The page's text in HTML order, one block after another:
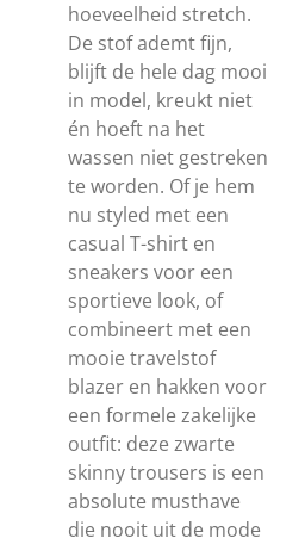
hoeveelheid stretch.
De stof ademt fijn,
blijft de hele dag mooi
in model, kreukt niet
én hoeft na het
wassen niet gestreken
te worden. Of je hem
nu styled met een
casual T-shirt en
sneakers voor een
sportieve look, of
combineert met een
mooie travelstof
blazer en hakken voor
een formele zakelijke
outfit: deze zwarte
skinny trousers is een
absolute musthave
die nooit uit de mode